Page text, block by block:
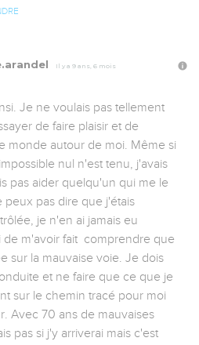
Il y a 9 ans, 6 mois
Je ne voulais pas tellement
de faire plaisir et de
monde autour de moi. Même si
nul n'est tenu, j'avais
pas aider quelqu'un qui me le
peux pas dire que j'étais
je n'en ai jamais eu
m'avoir fait  comprendre que
sur la mauvaise voie. Je dois
et ne faire que ce que je
sur le chemin tracé pour moi
Avec 70 ans de mauvaises
pas si j'y arriverai mais c'est